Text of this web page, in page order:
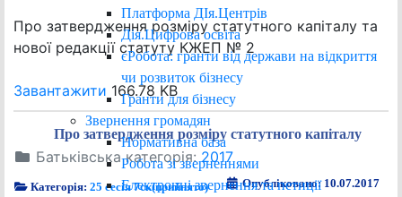
Платформа ДІя.Центрів
Дія.Цифрова освіта
єРобота: гранти від держави на відкриття
чи розвиток бізнесу
Гранти для бізнесу
Звернення громадян
Нормативна база
Робота зі зверненнями
Електронні звернення та петиції
Про затвердження розміру статутного капіталу та
нової редакції статуту КЖЕП № 2
Завантажити 166.78 KB
Про затвердження розміру статутного капіталу
Батьківська категорія:2017
Категорія:25 сесія 7ск(прийнято) Опубліковано: 10.07.2017